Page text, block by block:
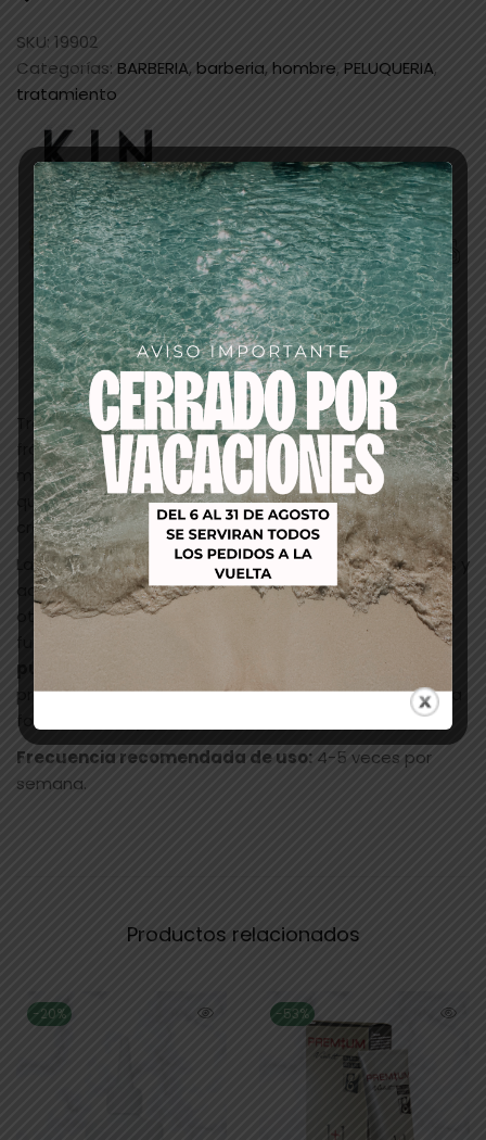
SKU: 19902
Categorías: BARBERIA, barberia, hombre, PELUQUERIA,
tratamiento
Descripción
Tratamiento intensivo de uso frecuente para cabellos
frágiles y debilitados. Contiene Procapil, un complejo
multifuncional rico en vitaminas, minerales y nutrientes
que combate la caída del cabello y favorece su
crecimiento.
La Línea Kinmen es la línea masculina de tratamientos y
acabados formulados conextracto de alga rojay
otros activos de origen natural que aportan al cabello
fuerza y vitalidad sin precedentes. Con
propiedades
purificantes, antipolución y antiestrés,
productos KINMEN ayudan a superar el día a día de una
forma sencilla y eficaz.
Frecuencia recomendada de uso: 4-5 veces por
semana.
Productos relacionados
-20% -53%